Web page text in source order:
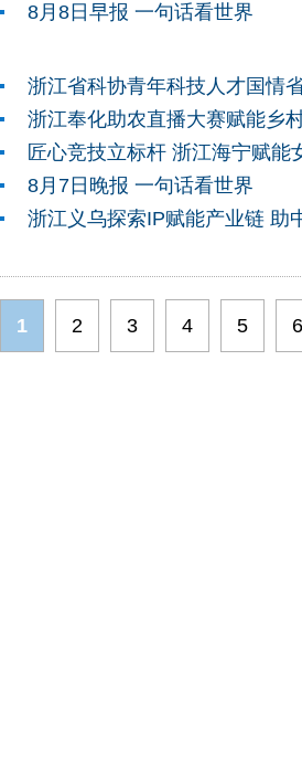
8月8日早报 一句话看世界
浙江省科协青年科技人才国情
浙江奉化助农直播大赛赋能乡
匠心竞技立标杆 浙江海宁赋能
8月7日晚报 一句话看世界
浙江义乌探索IP赋能产业链 助
1 2 3 4 5 6